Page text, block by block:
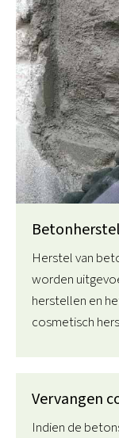
Betonherstel
Herstel van
worden
herstellen en
cosmetisch
Vervangen
Indien de